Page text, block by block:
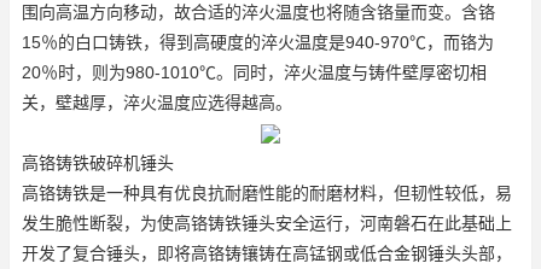
围向高温方向移动，故合适的淬火温度也将随含铬量而变。含铬
15％的白口铸铁，得到高硬度的淬火温度是940-970℃，而铬为
20％时，则为980-1010℃。同时，淬火温度与铸件壁厚密切相
关，壁越厚，淬火温度应选得越高。
高铬铸铁破碎机锤头
高铬铸铁是一种具有优良抗耐磨性能的耐磨材料，但韧性较低，易
发生脆性断裂，为使高铬铸铁锤头安全运行，河南磐石在此基础上
开发了复合锤头，即将高铬铸镶铸在高锰钢或低合金钢锤头头部，